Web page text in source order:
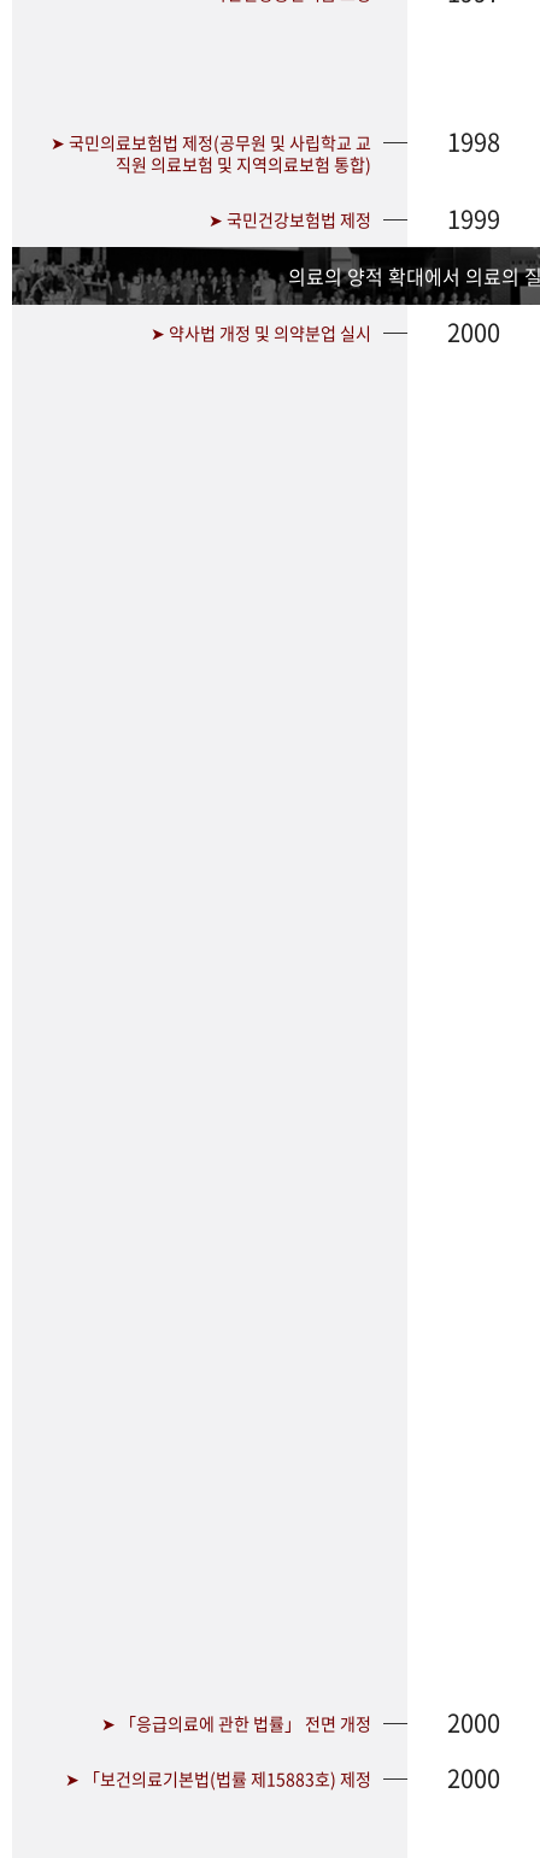
➤ 국민의료보험법 제정(공무원 및 사립학교 교
직원 의료보험 및 지역의료보험 통합)
1998
➤ 국민건강보험법 제정 1999
의료의 양적 확대에서 의료의
➤ 약사법 개정 및 의약분업 실시 2000
➤ 「응급의료에 관한 법률」 전면 개정 2000
➤ 「보건의료기본법(법률 제15883호) 제정 2000